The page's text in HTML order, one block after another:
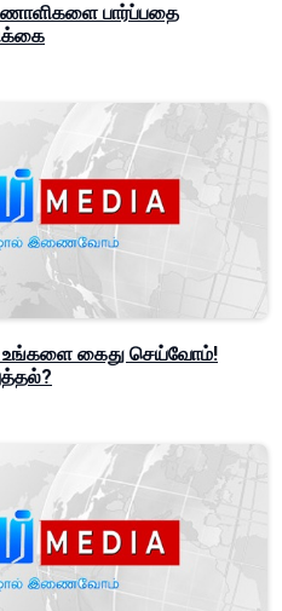
பார்ப்பதை
உங்களை கைது செய்வோம்!